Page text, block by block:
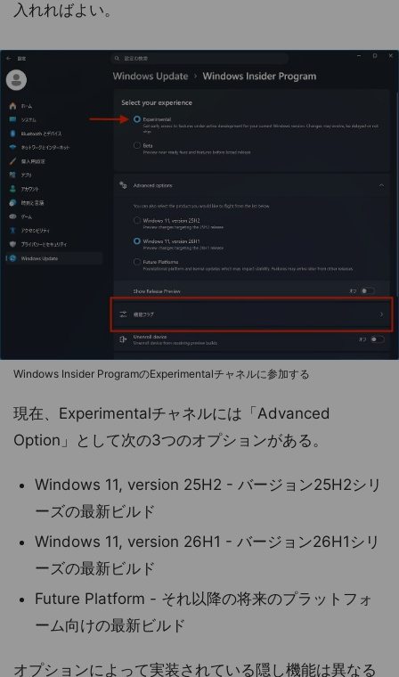
入れればよい。
Windows Insider ProgramのExperimentalチャネルに参加する
現在、Experimentalチャネルには「Advanced
Option」として次の3つのオプションがある。
Windows 11, version 25H2 - バージョン25H2シリ
ーズの最新ビルド
Windows 11, version 26H1 - バージョン26H1シリ
ーズの最新ビルド
Future Platform - それ以降の将来のプラットフォ
ーム向けの最新ビルド
オプションによって実装されている隠し機能は異なる